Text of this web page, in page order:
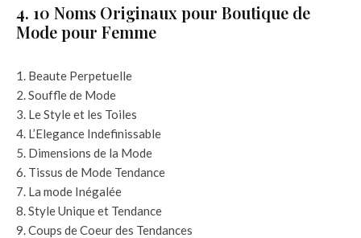
4. 10 Noms Originaux pour Boutique de
Mode pour Femme
Beaute Perpetuelle
Souffle de Mode
Le Style et les Toiles
L’Elegance Indefinissable
Dimensions de la Mode
Tissus de Mode Tendance
La mode Inégalée
Style Unique et Tendance
Coups de Coeur des Tendances